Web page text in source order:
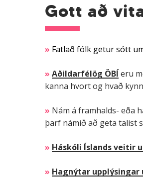
Gott að
» Fatlað fólk getur sótt
» Aðildarfélög ÖBÍeru
kanna hvort og hvað
» Nám á framhalds- eða
þarf námið að geta talist
» Háskóli Íslands veitir
» Hagnýtar upplýsingar